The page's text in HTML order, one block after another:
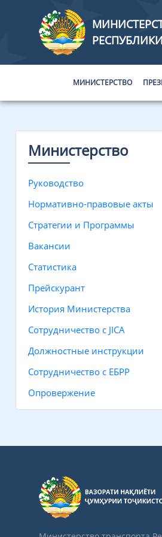
МИНИСТЕРСТВО
Министерство
Руководство
Нормативно-правовые акты
Стратегии и Программы
Вакансии
Статистика
Прейскурант
История Министерства
Сотрудничество с JICA
Должностные инструкции
Сотрудничество с ЕБРР
Опровержение